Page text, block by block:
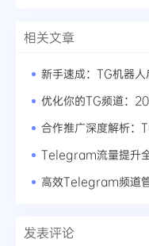
相关文章
新手速成：TG机器
优化你的TG频道：
合作推广深度解析：
Telegram流量提升
高效Telegram频道
发表评论